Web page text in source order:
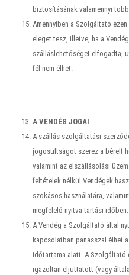
biztosításának valamennyi
Amennyiben a Szolgáltató
eleget tesz, illetve, ha a
szálláslehetőséget elfogadta,
fél nem élhet.
A VENDÉG JOGAI
A szállás szolgáltatási
jogosultságot szerez a bérelt
valamint az elszállásolási
feltételek nélkül Vendégek
szokásos használatára,
megfelelő nyitva-tartási időben.
A Vendég a Szolgáltató által
kapcsolatban panasszal élhet
időtartama alatt. A Szolgáltató
igazoltan eljuttatott (vagy